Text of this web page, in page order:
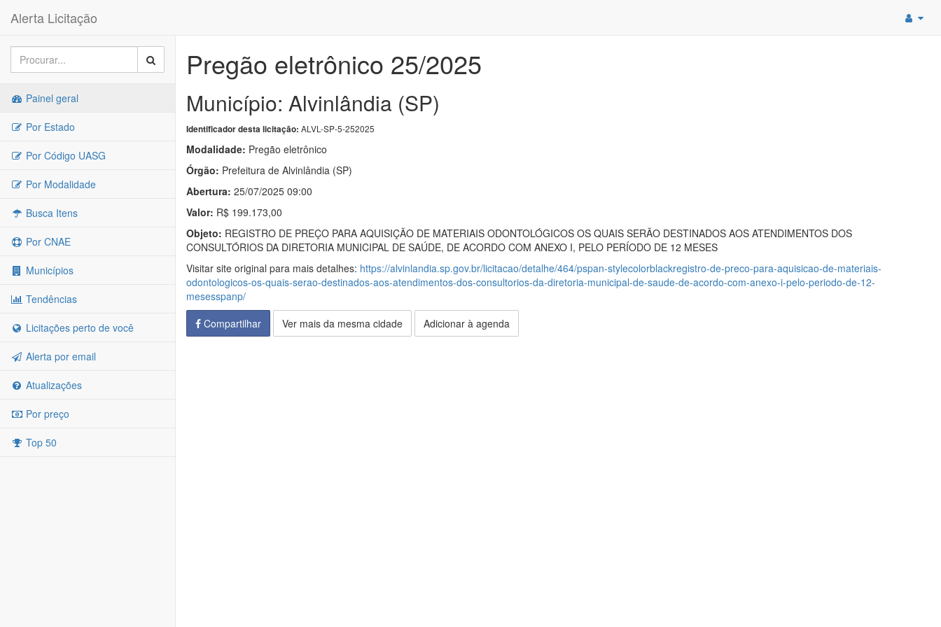
Alerta Licitação
Painel geral
Por Estado
Por Código UASG
Por Modalidade
Busca Itens
Por CNAE
Municípios
Tendências
Licitações perto de você
Alerta por email
Atualizações
Por preço
Top 50
Pregão eletrônico 25/2025
Município: Alvinlândia (SP)
Identificador desta licitação: ALVL-SP-5-252025
Modalidade: Pregão eletrônico
Órgão: Prefeitura de Alvinlândia (SP)
Abertura: 25/07/2025 09:00
Valor: R$ 199.173,00
Objeto: REGISTRO DE PREÇO PARA AQUISIÇÃO DE MATERIAIS ODONTOLÓGICOS OS QUAIS SERÃO DESTINADOS AOS ATENDIMENTOS DOS
CONSULTÓRIOS DA DIRETORIA MUNICIPAL DE SAÚDE, DE ACORDO COM ANEXO I, PELO PERÍODO DE 12 MESES
Visitar site original para mais detalhes: https://alvinlandia.sp.gov.br/licitacao/detalhe/464/pspan-stylecolorblackregistro-de-preco-para-aquisicao-de-materiais-
odontologicos-os-quais-serao-destinados-aos-atendimentos-dos-consultorios-da-diretoria-municipal-de-saude-de-acordo-com-anexo-i-pelo-periodo-de-12-
mesesspanp/
Compartilhar
Ver mais da mesma cidade Adicionar à agenda